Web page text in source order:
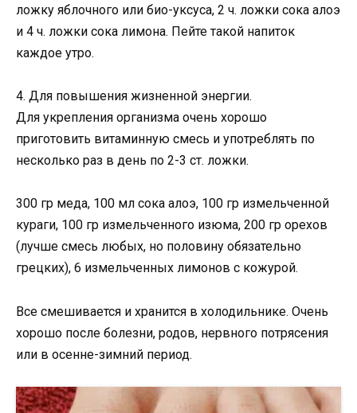
ложку яблочного или био-уксуса, 2 ч. ложки сока алоэ
и 4 ч. ложки сока лимона. Пейте такой напиток
каждое утро.
4. Для повышения жизненной энергии.
Для укрепления организма очень хорошо
приготовить витаминную смесь и употреблять по
несколько раз в день по 2-3 ст. ложки.
300 гр меда, 100 мл сока алоэ, 100 гр измельченной
кураги, 100 гр измельченного изюма, 200 гр орехов
(лучше смесь любых, но половину обязательно
грецких), 6 измельченных лимонов с кожурой.
Все смешивается и хранится в холодильнике. Очень
хорошо после болезни, родов, нервного потрясения
или в осенне-зимний период.